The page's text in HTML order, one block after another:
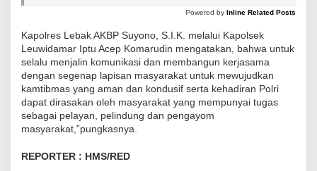
k
n
a
k
a
Powered by Inline Related Posts
Kapolres Lebak AKBP Suyono, S.I.K. melalui Kapolsek
Leuwidamar Iptu Acep Komarudin mengatakan, bahwa untuk
selalu menjalin komunikasi dan membangun kerjasama
dengan segenap lapisan masyarakat untuk mewujudkan
kamtibmas yang aman dan kondusif serta kehadiran Polri
dapat dirasakan oleh masyarakat yang mempunyai tugas
sebagai pelayan, pelindung dan pengayom
masyarakat,”pungkasnya.
REPORTER : HMS/RED